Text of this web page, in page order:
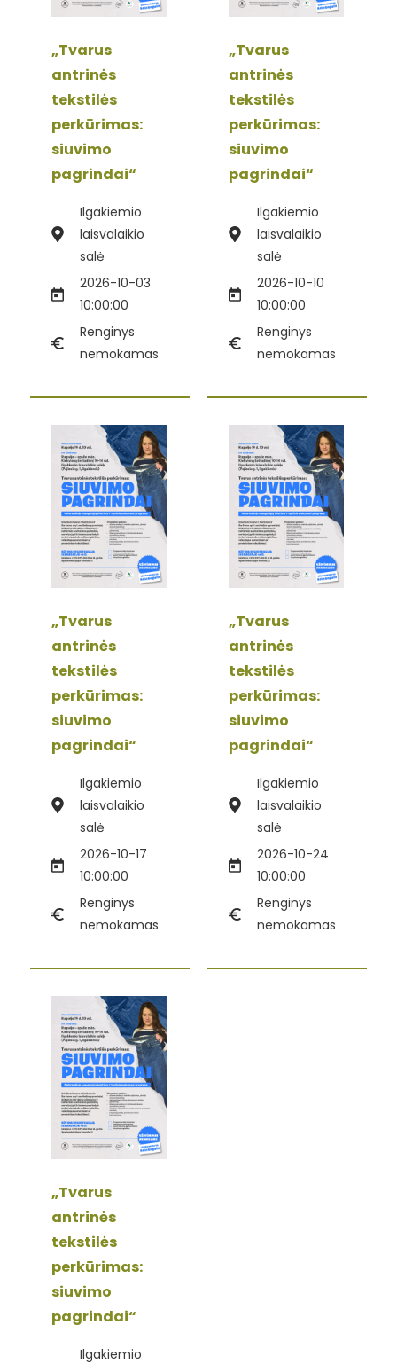
„Tvarus
antrinės
tekstilės
perkūrimas:
siuvimo
pagrindai“
Ilgakiemio
laisvalaikio
salė
2026-10-03
10:00:00
Renginys
nemokamas
„Tvarus
antrinės
tekstilės
perkūrimas:
siuvimo
pagrindai“
Ilgakiemio
laisvalaikio
salė
2026-10-10
10:00:00
Renginys
nemokamas
„Tvarus
antrinės
tekstilės
perkūrimas:
siuvimo
pagrindai“
Ilgakiemio
laisvalaikio
salė
2026-10-17
10:00:00
Renginys
nemokamas
„Tvarus
antrinės
tekstilės
perkūrimas:
siuvimo
pagrindai“
Ilgakiemio
laisvalaikio
salė
2026-10-24
10:00:00
Renginys
nemokamas
„Tvarus
antrinės
tekstilės
perkūrimas:
siuvimo
pagrindai“
Ilgakiemio